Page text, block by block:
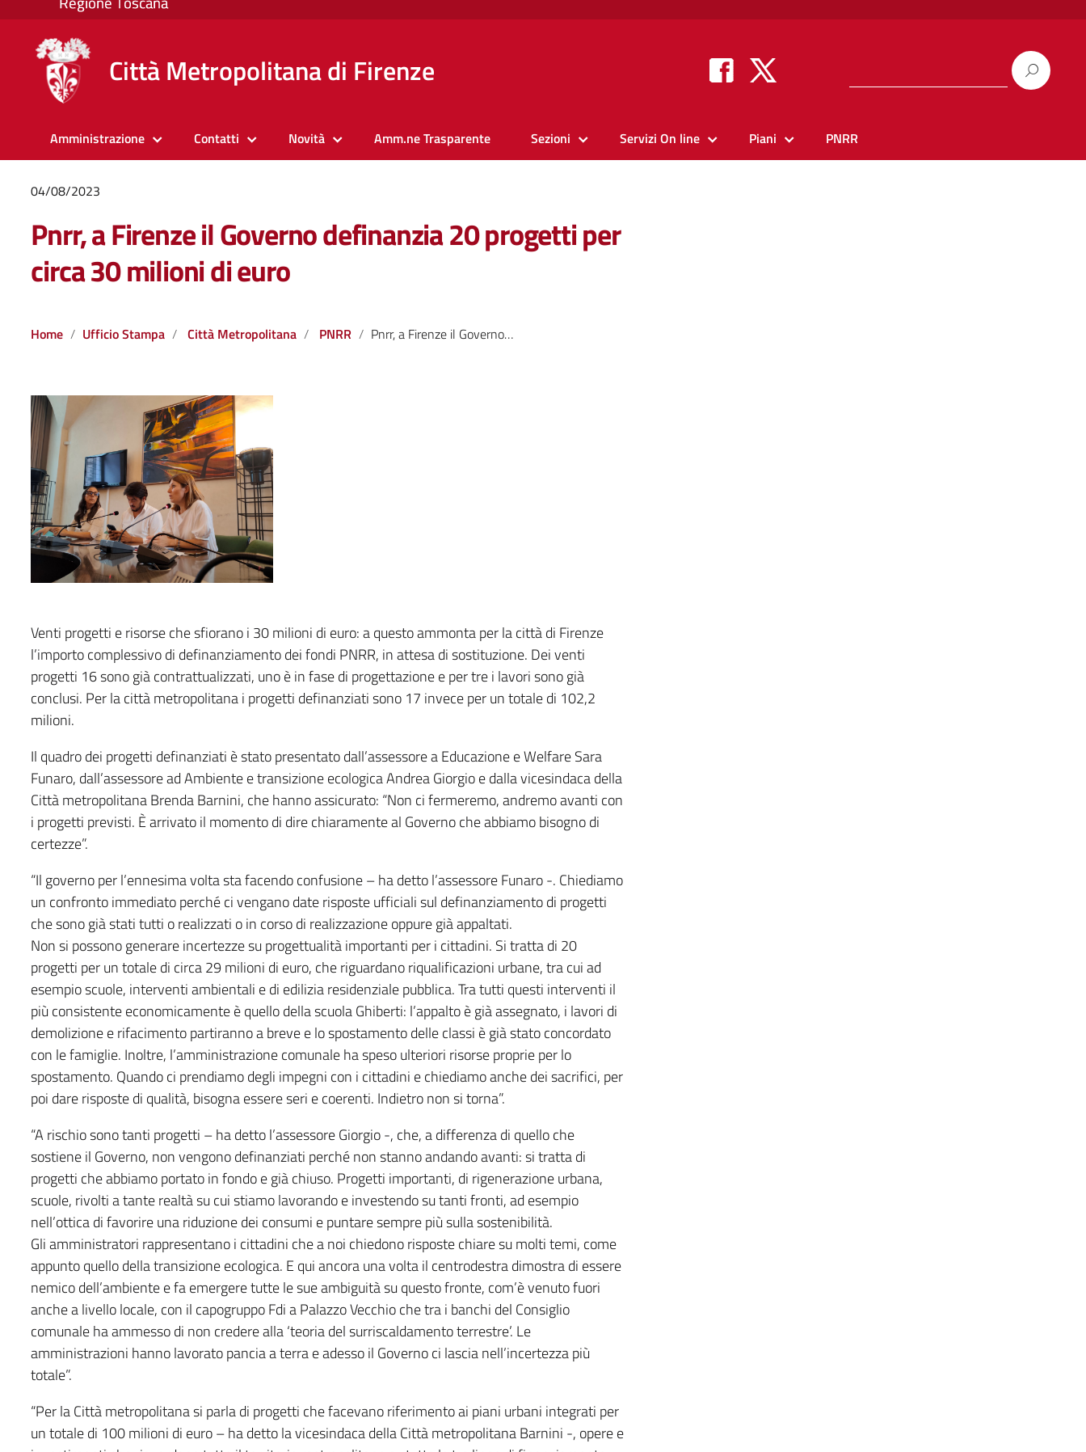
Città Metropolitana di Firenze
Amministrazione Contatti Novità Amm.ne Trasparente Sezioni Servizi On line Piani PNRR
04/08/2023
Pnrr, a Firenze il Governo definanzia 20 progetti per
circa 30 milioni di euro
Home Ufficio Stampa Città Metropolitana PNRR Pnrr, a Firenze il Governo definanzia 20 progetti per circa 30 milioni di euro
Venti progetti e risorse che sfiorano i 30 milioni di euro: a questo ammonta per la città di Firenze
l’importo complessivo di definanziamento dei fondi PNRR, in attesa di sostituzione. Dei venti
progetti 16 sono già contrattualizzati, uno è in fase di progettazione e per tre i lavori sono già
conclusi. Per la città metropolitana i progetti definanziati sono 17 invece per un totale di 102,2
milioni.
Il quadro dei progetti definanziati è stato presentato dall’assessore a Educazione e Welfare Sara
Funaro, dall’assessore ad Ambiente e transizione ecologica Andrea Giorgio e dalla vicesindaca della
Città metropolitana Brenda Barnini, che hanno assicurato: “Non ci fermeremo, andremo avanti con
i progetti previsti. È arrivato il momento di dire chiaramente al Governo che abbiamo bisogno di
certezze”.
“Il governo per l’ennesima volta sta facendo confusione – ha detto l’assessore Funaro -. Chiediamo
un confronto immediato perché ci vengano date risposte ufficiali sul definanziamento di progetti
che sono già stati tutti o realizzati o in corso di realizzazione oppure già appaltati.
Non si possono generare incertezze su progettualità importanti per i cittadini. Si tratta di 20
progetti per un totale di circa 29 milioni di euro, che riguardano riqualificazioni urbane, tra cui ad
esempio scuole, interventi ambientali e di edilizia residenziale pubblica. Tra tutti questi interventi il
più consistente economicamente è quello della scuola Ghiberti: l’appalto è già assegnato, i lavori di
demolizione e rifacimento partiranno a breve e lo spostamento delle classi è già stato concordato
con le famiglie. Inoltre, l’amministrazione comunale ha speso ulteriori risorse proprie per lo
spostamento. Quando ci prendiamo degli impegni con i cittadini e chiediamo anche dei sacrifici, per
poi dare risposte di qualità, bisogna essere seri e coerenti. Indietro non si torna”.
“A rischio sono tanti progetti – ha detto l’assessore Giorgio -, che, a differenza di quello che
sostiene il Governo, non vengono definanziati perché non stanno andando avanti: si tratta di
progetti che abbiamo portato in fondo e già chiuso. Progetti importanti, di rigenerazione urbana,
scuole, rivolti a tante realtà su cui stiamo lavorando e investendo su tanti fronti, ad esempio
nell’ottica di favorire una riduzione dei consumi e puntare sempre più sulla sostenibilità.
Gli amministratori rappresentano i cittadini che a noi chiedono risposte chiare su molti temi, come
appunto quello della transizione ecologica. E qui ancora una volta il centrodestra dimostra di essere
nemico dell’ambiente e fa emergere tutte le sue ambiguità su questo fronte, com’è venuto fuori
anche a livello locale, con il capogruppo Fdi a Palazzo Vecchio che tra i banchi del Consiglio
comunale ha ammesso di non credere alla ‘teoria del surriscaldamento terrestre’. Le
amministrazioni hanno lavorato pancia a terra e adesso il Governo ci lascia nell’incertezza più
totale”.
“Per la Città metropolitana si parla di progetti che facevano riferimento ai piani urbani integrati per
un totale di 100 milioni di euro – ha detto la vicesindaca della Città metropolitana Barnini -, opere e